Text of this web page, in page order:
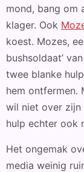
mond, bang om
klager. Ook
koest. Mozes,
bushsoldaat’
twee blanke
hem ontfermen.
wil niet over zijn
hulp echter ook
Het ongemak
media weinig